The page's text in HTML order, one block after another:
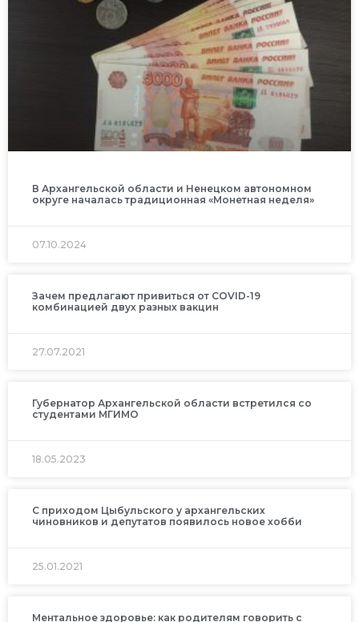
В Архангельской области и Ненецком автономном
округе началась традиционная «Монетная неделя»
07.10.2024
Зачем предлагают привиться от COVID-19
комбинацией двух разных вакцин
27.07.2021
Губернатор Архангельской области встретился со
студентами МГИМО
18.05.2023
С приходом Цыбульского у архангельских
чиновников и депутатов появилось новое хобби
25.01.2021
Ментальное здоровье: как родителям говорить с